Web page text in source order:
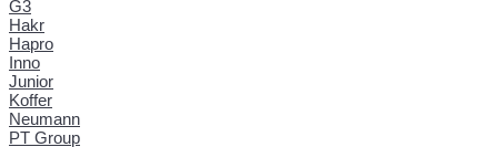
G3
Hakr
Hapro
Inno
Junior
Koffer
Neumann
PT Group